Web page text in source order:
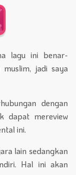
lagu ini benar-
jadi saya
dengan
dapat mereview
ini.
lain sedangkan
Hal ini akan